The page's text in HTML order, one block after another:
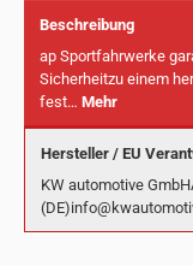
Beschreibung
ap Sportfahrwerke
Sicherheitzu einem
fest… Mehr
Hersteller / EU
KW automotive